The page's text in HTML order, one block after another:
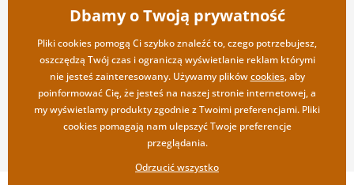
Warunki handlowe i
reklamacyjne
Prywatność
Opcje wysyłki i płatności
Zwrot towarów
Często zadawane pytania
Kontakt
Współpraca hurtowa
Dbamy o Twoją prywatność
Pliki cookies pomogą Ci szybko znaleźć to, czego potrzebujesz,
oszczędzą Twój czas i ograniczą wyświetlanie reklam którymi
nie jesteś zainteresowany. Używamy plikówcookies, aby
poinformować Cię, że jesteś na naszej stronie internetowej, a
my wyświetlamy produkty zgodnie z Twoimi preferencjami. Pliki
cookies pomagają nam ulepszyć Twoje preferencje
przeglądania.
Odrzucić wszystko